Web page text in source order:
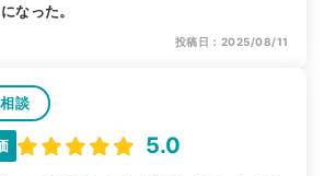
なった。
投稿日：2025/08/11
談
5.0